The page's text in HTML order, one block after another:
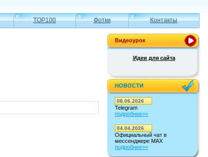
TOP100 Фотки Контакты
Видеоурок
Идеи для сайта
НОВОСТИ
08.06.2026
Telegram
подробнее>>
04.04.2026
Официальный чат в
мессенджере MAX
подробнее>>